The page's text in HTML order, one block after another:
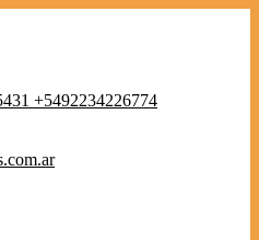
+5492234226774